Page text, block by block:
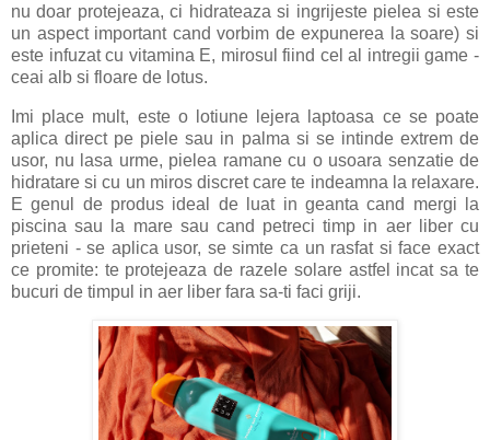
nu doar protejeaza, ci hidrateaza si ingrijeste pielea si este
un aspect important cand vorbim de expunerea la soare) si
este infuzat cu vitamina E, mirosul fiind cel al intregii game -
ceai alb si floare de lotus.
Imi place mult, este o lotiune lejera laptoasa ce se poate
aplica direct pe piele sau in palma si se intinde extrem de
usor, nu lasa urme, pielea ramane cu o usoara senzatie de
hidratare si cu un miros discret care te indeamna la relaxare.
E genul de produs ideal de luat in geanta cand mergi la
piscina sau la mare sau cand petreci timp in aer liber cu
prieteni - se aplica usor, se simte ca un rasfat si face exact
ce promite: te protejeaza de razele solare astfel incat sa te
bucuri de timpul in aer liber fara sa-ti faci griji.